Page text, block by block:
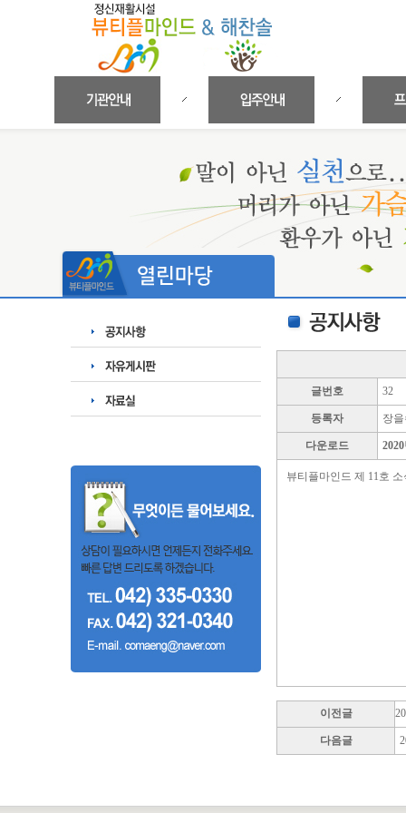
글번호 32
등록자 장
다운로드
뷰티플마인드 제 11호
이전글
다음글